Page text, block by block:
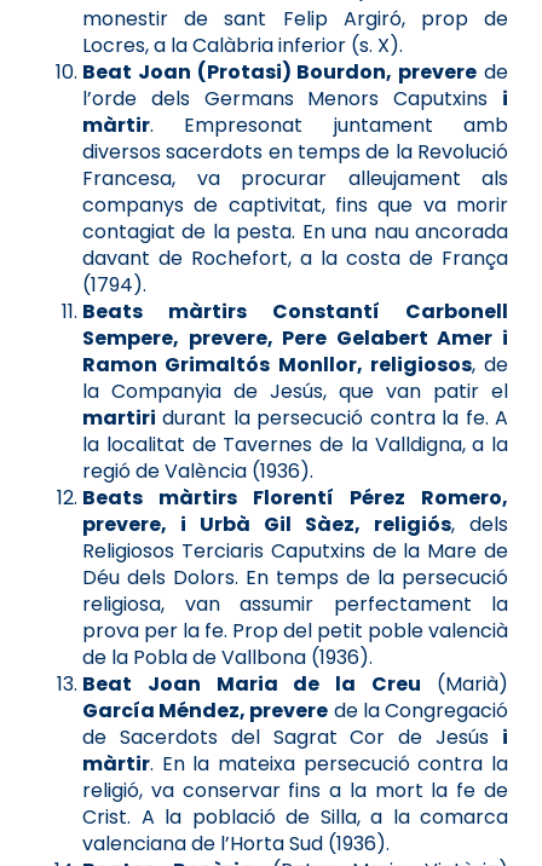
monestir de sant Felip Argiró, prop de
Locres, a la Calàbria inferior (s. X).
Beat Joan (Protasi) Bourdon, prevere de
l’orde dels Germans Menors Caputxins i
màrtir. Empresonat juntament amb
diversos sacerdots en temps de la Revolució
Francesa, va procurar alleujament als
companys de captivitat, fins que va morir
contagiat de la pesta. En una nau ancorada
davant de Rochefort, a la costa de França
(1794).
Beats màrtirs Constantí Carbonell
Sempere, prevere, Pere Gelabert Amer i
Ramon Grimaltós Monllor, religiosos, de
la Companyia de Jesús, que van patir el
martiri durant la persecució contra la fe. A
la localitat de Tavernes de la Valldigna, a la
regió de València (1936).
Beats màrtirs Florentí Pérez Romero,
prevere, i Urbà Gil Sàez, religiós, dels
Religiosos Terciaris Caputxins de la Mare de
Déu dels Dolors. En temps de la persecució
religiosa, van assumir perfectament la
prova per la fe. Prop del petit poble valencià
de la Pobla de Vallbona (1936).
Beat Joan Maria de la Creu (Marià)
García Méndez, prevere de la Congregació
de Sacerdots del Sagrat Cor de Jesús i
màrtir. En la mateixa persecució contra la
religió, va conservar fins a la mort la fe de
Crist. A la població de Silla, a la comarca
valenciana de l’Horta Sud (1936).